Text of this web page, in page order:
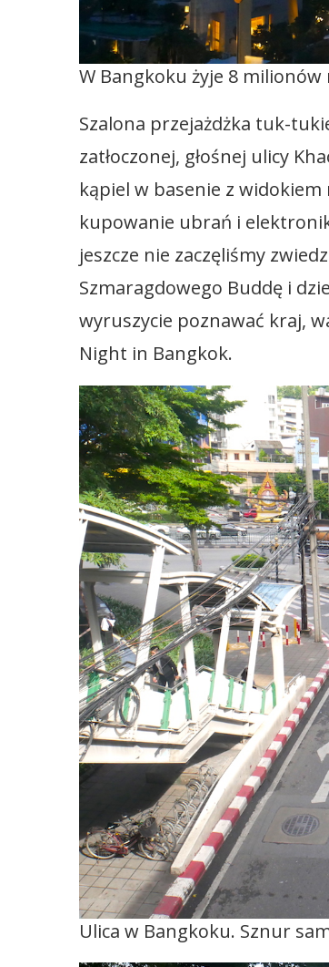
W Bangkoku żyje 8 milionów
Szalona przejażdżka tuk-
zatłoczonej, głośnej ulicy
kąpiel w basenie z widokiem
kupowanie ubrań i
jeszcze nie zaczęliśmy
Szmaragdowego Buddę i
wyruszycie poznawać kraj,
Night in Bangkok.
Ulica w Bangkoku. Sznur